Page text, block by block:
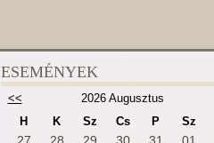
ESEMÉNYEK
<< 2026 Augusztus
H
K Sz Cs P Sz